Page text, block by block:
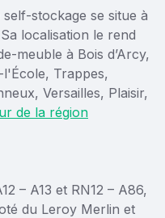
stockage se situe à
localisation le rend
meuble à Bois d’Arcy,
Trappes,
Versailles, Plaisir,
de la région
– A13 et RN12 – A86,
du Leroy Merlin et